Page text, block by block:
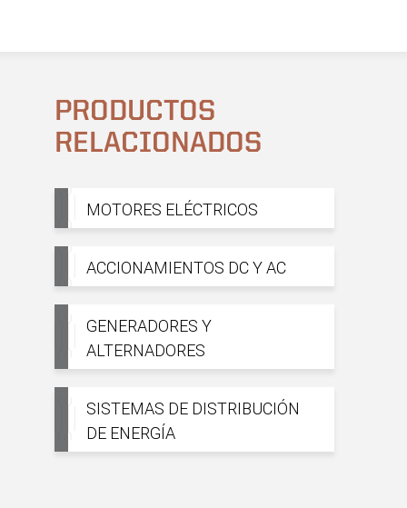
PRODUCTOS
RELACIONADOS
MOTORES ELÉCTRICOS
ACCIONAMIENTOS DC Y AC
GENERADORES Y
ALTERNADORES
SISTEMAS DE DISTRIBUCIÓN
DE ENERGÍA